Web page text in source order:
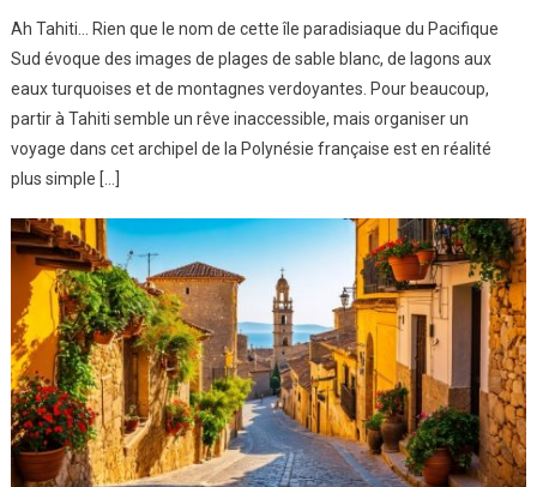
Ah Tahiti… Rien que le nom de cette île paradisiaque du Pacifique
Sud évoque des images de plages de sable blanc, de lagons aux
eaux turquoises et de montagnes verdoyantes. Pour beaucoup,
partir à Tahiti semble un rêve inaccessible, mais organiser un
voyage dans cet archipel de la Polynésie française est en réalité
plus simple […]